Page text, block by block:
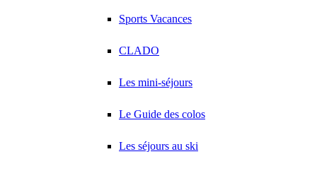
Sports Vacances
CLADO
Les mini-séjours
Le Guide des colos
Les séjours au ski